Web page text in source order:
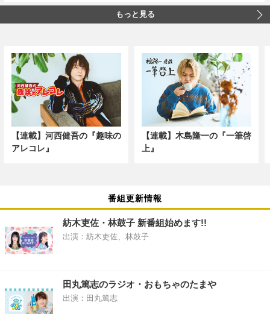
もっと見る
【連載】河西健吾の『趣味の
アレコレ』
【連載】木島隆一の『一筆啓
上』
番組更新情報
紡木吏佐・林鼓子 新番組始めます!!
出演：紡木吏佐、林鼓子
田丸篤志のラジオ・おもちゃのたまや
出演：田丸篤志